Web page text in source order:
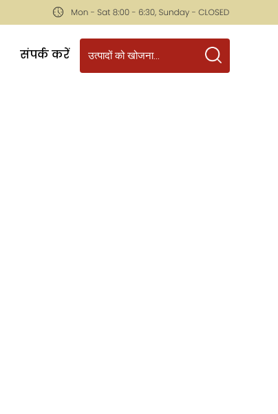
संपर्क करें